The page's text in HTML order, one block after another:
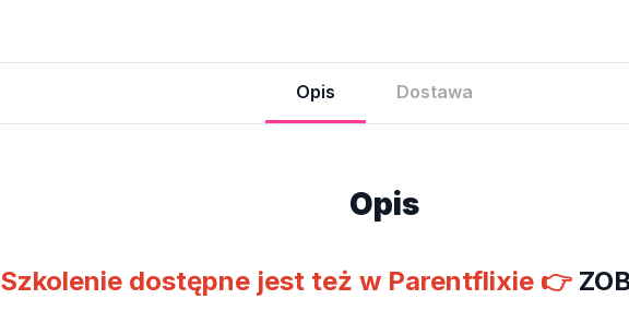
Opis Dostawa
Opis
Szkolenie dostępne jest też w Parentflixie 👉